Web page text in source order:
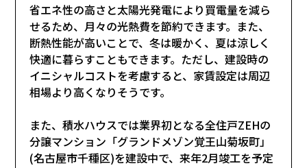
省エネ性の高さと太陽光発電により買電量を減ら
せるため、月々の光熱費を節約できます。また、
断熱性能が高いことで、冬は暖かく、夏は涼しく
快適に暮らすこともできます。ただし、建設時の
イニシャルコストを考慮すると、家賃設定は周辺
相場より高くなりそうです。
また、積水ハウスでは業界初となる全住戸ZEHの
分譲マンション「グランドメゾン覚王山菊坂町」
(名古屋市千種区)を建設中で、来年2月竣工を予定